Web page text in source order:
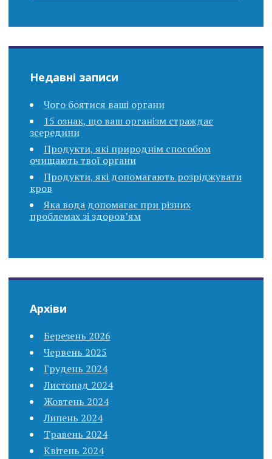
Недавні записи
Чого боятися ваші органи
15 ознак, що ваш організм страждає
зсередини
Продукти, які природнім способом
очищають твої органи
Продукти, які допомагають розріджувати
кров
Яка вода допомагає при різних
проблемах зі здоров’ям
Архіви
Березень 2026
Червень 2025
Грудень 2024
Листопад 2024
Жовтень 2024
Липень 2024
Травень 2024
Квітень 2024